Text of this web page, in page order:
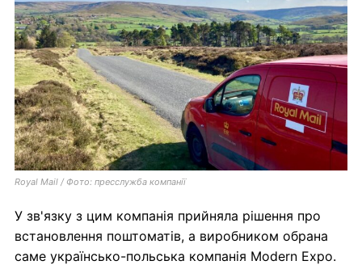
Royal Mail / Фото: пресслужба компанії
У зв'язку з цим компанія прийняла рішення про
встановлення поштоматів, а виробником обрана
саме українсько-польська компанія Modern Expo.